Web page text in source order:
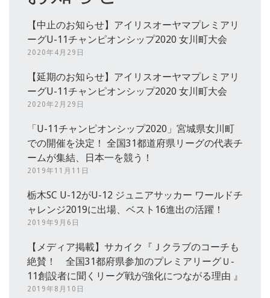
【中止のお知らせ】アイリスオーヤマプレミアリ
ーグU-11チャンピオンシップ2020 女川町大会
2020年4月29日
【延期のお知らせ】アイリスオーヤマプレミアリ
ーグU-11チャンピオンシップ2020 女川町大会
2020年2月29日
「U-11チャンピオンシップ2020」宮城県女川町
での開催を決定！ 全国31都道府県リーグの代表チ
ームが集結、日本一を競う！
2019年11月11日
栃木SC U-12がU-12 ジュニアサッカー ワールドチ
ャレンジ2019に出場、ベスト16進出の活躍！
2019年9月6日
【メディア掲載】サカイク『Ｊクラブのコーチも
絶賛！ 全国31都府県参加のプレミアリーグＵ‐
11創設者に聞くリーグ戦が強化につながる理由 』
2019年8月10日